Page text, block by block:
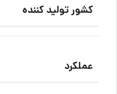
کشور تولید کننده
عملکرد